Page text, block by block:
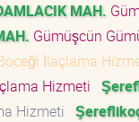
MAH.
Gümüşcün
İlaçlama
Hizmeti
Hizmeti